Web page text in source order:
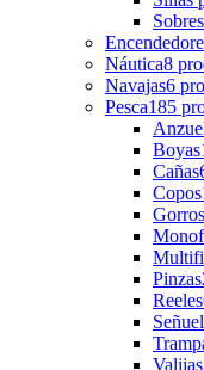
Náutica8
Navajas6
Pesca185
Boyas
Cañas
Copos
Gorros
Pinzas
Reeles